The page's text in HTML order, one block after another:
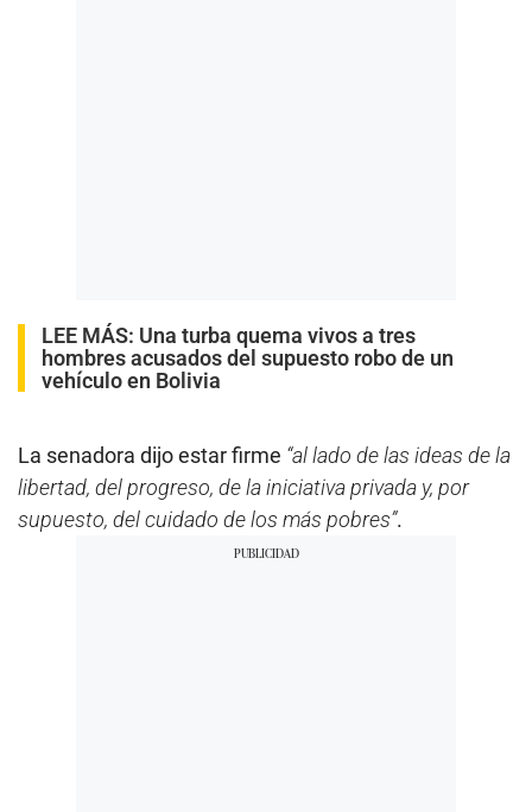
LEE MÁS: Una turba quema vivos a tres
hombres acusados del supuesto robo de un
vehículo en Bolivia
La senadora dijo estar firme “al lado de las ideas de la
libertad, del progreso, de la iniciativa privada y, por
supuesto, del cuidado de los más pobres”.